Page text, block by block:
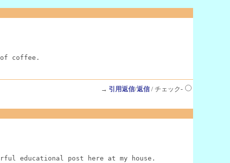
coffee.
→ 引用返信/返信/ チェック-
educational post here at my house.